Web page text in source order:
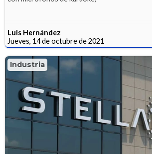
Luis Hernández
Jueves, 14 de octubre de 2021
Industria